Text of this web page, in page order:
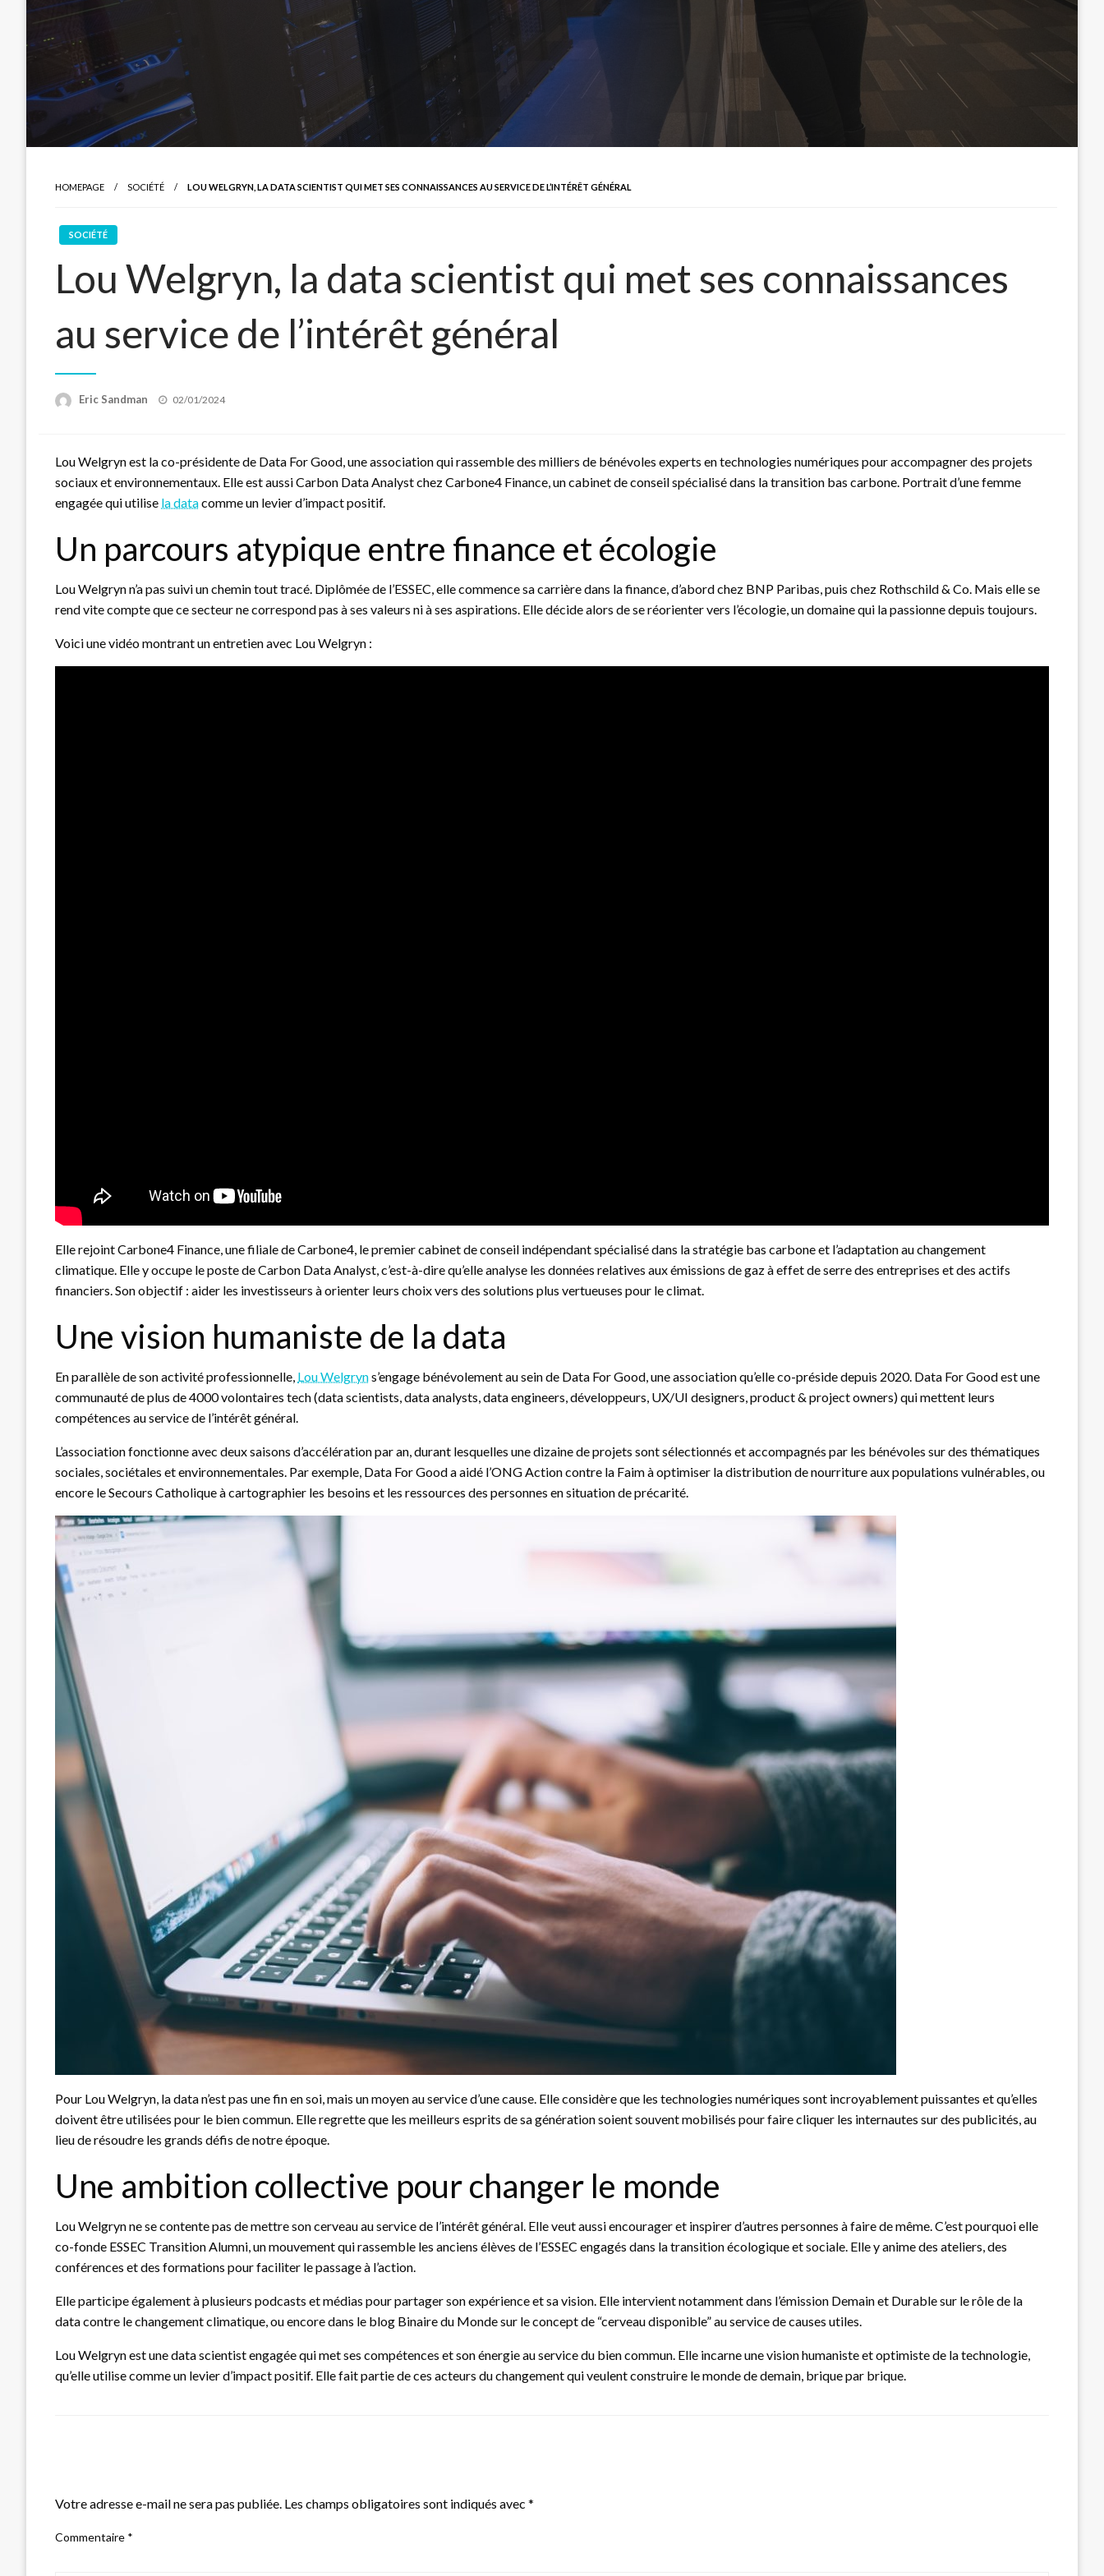
HOMEPAGE SOCIÉTÉ LOU WELGRYN, LA DATA SCIENTIST QUI MET SES CONNAISSANCES AU SERVICE DE L’INTÉRÊT GÉNÉRAL
SOCIÉTÉ
Lou Welgryn, la data scientist qui met ses connaissances
au service de l’intérêt général
Eric Sandman
Posted
02/01/2024
Lou Welgryn est la co-présidente de Data For Good, une association qui rassemble des milliers de bénévoles experts en technologies numériques pour accompagner des projets
sociaux et environnementaux. Elle est aussi Carbon Data Analyst chez Carbone4 Finance, un cabinet de conseil spécialisé dans la transition bas carbone. Portrait d’une femme
engagée qui utilise la datacomme un levier d’impact positif.
Un parcours atypique entre finance et écologie
Lou Welgryn n’a pas suivi un chemin tout tracé. Diplômée de l’ESSEC, elle commence sa carrière dans la finance, d’abord chez BNP Paribas, puis chez Rothschild & Co. Mais elle se
rend vite compte que ce secteur ne correspond pas à ses valeurs ni à ses aspirations. Elle décide alors de se réorienter vers l’écologie, un domaine qui la passionne depuis toujours.
Voici une vidéo montrant un entretien avec Lou Welgryn :
Elle rejoint Carbone4 Finance, une filiale de Carbone4, le premier cabinet de conseil indépendant spécialisé dans la stratégie bas carbone et l’adaptation au changement
climatique. Elle y occupe le poste de Carbon Data Analyst, c’est-à-dire qu’elle analyse les données relatives aux émissions de gaz à effet de serre des entreprises et des actifs
financiers. Son objectif : aider les investisseurs à orienter leurs choix vers des solutions plus vertueuses pour le climat.
Une vision humaniste de la data
En parallèle de son activité professionnelle, Lou Welgryns’engage bénévolement au sein de Data For Good, une association qu’elle co-préside depuis 2020. Data For Good est une
communauté de plus de 4000 volontaires tech (data scientists, data analysts, data engineers, développeurs, UX/UI designers, product & project owners) qui mettent leurs
compétences au service de l’intérêt général.
L’association fonctionne avec deux saisons d’accélération par an, durant lesquelles une dizaine de projets sont sélectionnés et accompagnés par les bénévoles sur des thématiques
sociales, sociétales et environnementales. Par exemple, Data For Good a aidé l’ONG Action contre la Faim à optimiser la distribution de nourriture aux populations vulnérables, ou
encore le Secours Catholique à cartographier les besoins et les ressources des personnes en situation de précarité.
Pour Lou Welgryn, la data n’est pas une fin en soi, mais un moyen au service d’une cause. Elle considère que les technologies numériques sont incroyablement puissantes et qu’elles
doivent être utilisées pour le bien commun. Elle regrette que les meilleurs esprits de sa génération soient souvent mobilisés pour faire cliquer les internautes sur des publicités, au
lieu de résoudre les grands défis de notre époque.
Une ambition collective pour changer le monde
Lou Welgryn ne se contente pas de mettre son cerveau au service de l’intérêt général. Elle veut aussi encourager et inspirer d’autres personnes à faire de même. C’est pourquoi elle
co-fonde ESSEC Transition Alumni, un mouvement qui rassemble les anciens élèves de l’ESSEC engagés dans la transition écologique et sociale. Elle y anime des ateliers, des
conférences et des formations pour faciliter le passage à l’action.
Elle participe également à plusieurs podcasts et médias pour partager son expérience et sa vision. Elle intervient notamment dans l’émission Demain et Durable sur le rôle de la
data contre le changement climatique, ou encore dans le blog Binaire du Monde sur le concept de “cerveau disponible” au service de causes utiles.
Lou Welgryn est une data scientist engagée qui met ses compétences et son énergie au service du bien commun. Elle incarne une vision humaniste et optimiste de la technologie,
qu’elle utilise comme un levier d’impact positif. Elle fait partie de ces acteurs du changement qui veulent construire le monde de demain, brique par brique.
Votre adresse e-mail ne sera pas publiée. Les champs obligatoires sont indiqués avec *
Commentaire *